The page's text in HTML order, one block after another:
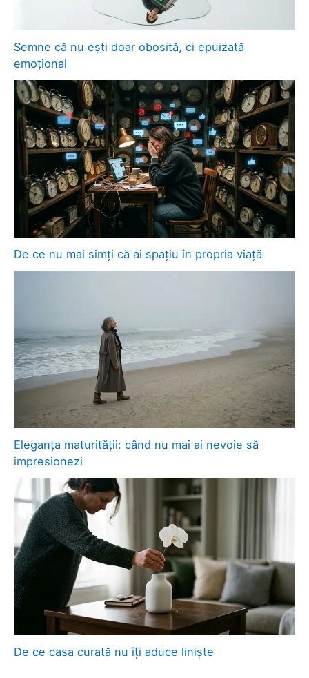
Semne că nu ești doar obosită, ci epuizată
emoțional
De ce nu mai simți că ai spațiu în propria viață
Eleganța maturității: când nu mai ai nevoie să
impresionezi
De ce casa curată nu îți aduce liniște